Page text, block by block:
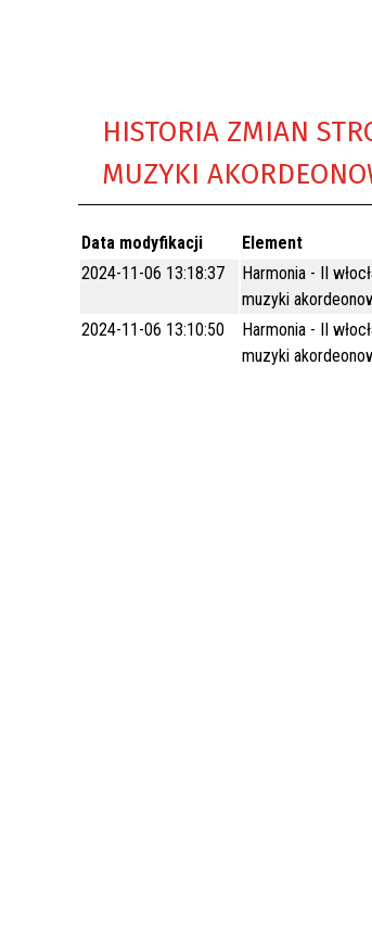
HISTORIA ZMIAN
MUZYKI
Data modyfikacji Element
2024-11-06 13:18:37
Harmonia - II
muzyki
2024-11-06 13:10:50
Harmonia - II
muzyki